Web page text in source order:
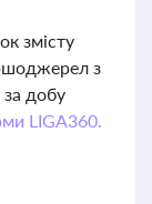
змісту
з
добу
LIGA360.